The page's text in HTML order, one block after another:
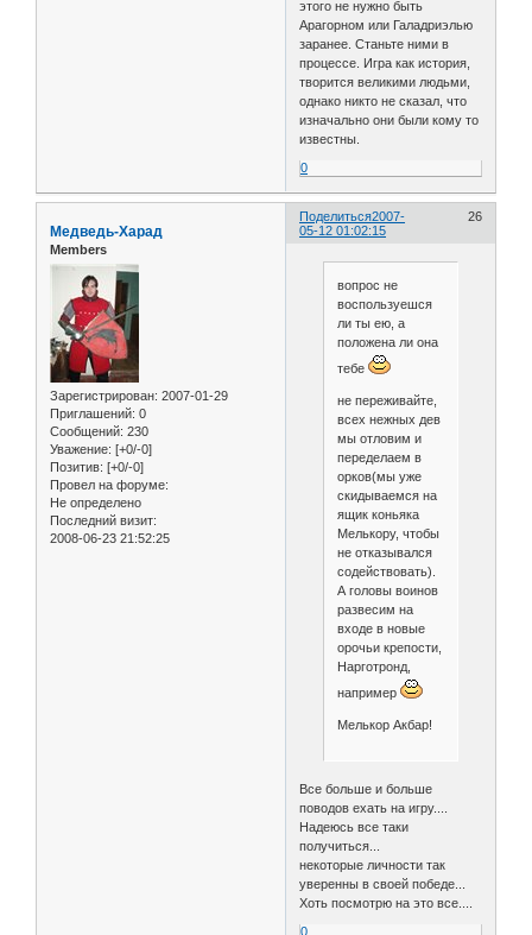
этого не нужно быть
Арагорном или Галадриэлью
заранее. Станьте ними в
процессе. Игра как история,
творится великими людьми,
однако никто не сказал, что
изначально они были кому то
известны.
0
Поделиться 26
2007-
05-12 01:02:15
Медведь-Харад
Members
Зарегистрирован: 2007-01-29
Приглашений: 0
Сообщений: 230
Уважение: [+0/-0]
Позитив: [+0/-0]
Провел на форуме:
Не определено
Последний визит:
2008-06-23 21:52:25
вопрос не
воспользуешся
ли ты ею, а
положена ли она
тебе
не переживайте,
всех нежных дев
мы отловим и
переделаем в
орков(мы уже
скидываемся на
ящик коньяка
Мелькору, чтобы
не отказывался
содействовать).
А головы воинов
развесим на
входе в новые
орочьи крепости,
Нарготронд,
например
Мелькор Акбар!
Все больше и больше
поводов ехать на игру....
Надеюсь все таки
получиться...
некоторые личности так
уверенны в своей победе...
Хоть посмотрю на это все....
0